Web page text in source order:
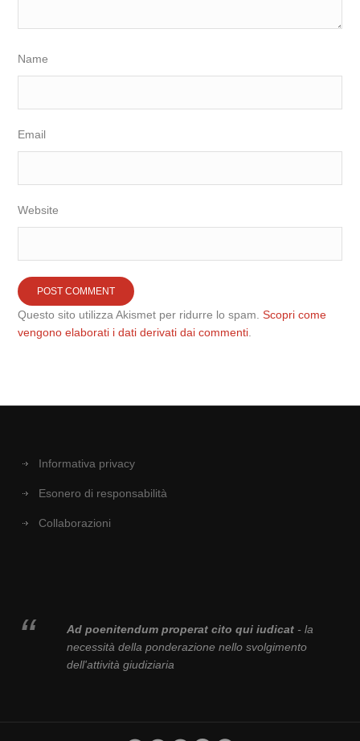
Name
Email
Website
Questo sito utilizza Akismet per ridurre lo spam.Scopri come
vengono elaborati i dati derivati dai commenti
Informativa privacy
Esonero di responsabilità
Collaborazioni
Ad poenitendum properat cito qui iudicat- la
necessità della ponderazione nello svolgimento
dell'attività giudiziaria